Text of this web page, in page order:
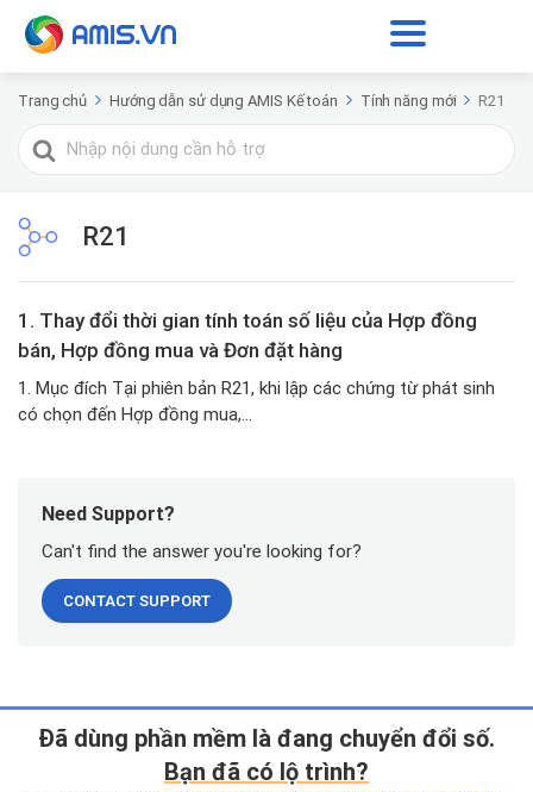
Trang chủ Hướng dẫn sử dụng AMIS Kế toán Tính năng mới R21
Tìm
kiếm
R21
1. Thay đổi thời gian tính toán số liệu của Hợp đồng
bán, Hợp đồng mua và Đơn đặt hàng
1. Mục đích Tại phiên bản R21, khi lập các chứng từ phát sinh
có chọn đến Hợp đồng mua,...
Need Support?
Can't find the answer you're looking for?
CONTACT SUPPORT
Ðã dùng phần mềm là đang chuyển đổi số.
Bạn đã có lộ trình?